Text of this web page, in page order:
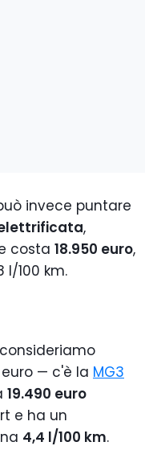
invece puntare
,
costa 18.950 euro,
l/100 km.
— c'è la MG3
19.490 euro
e ha un
4,4 l/100 km.